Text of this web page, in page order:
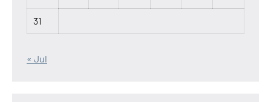
31
« Jul